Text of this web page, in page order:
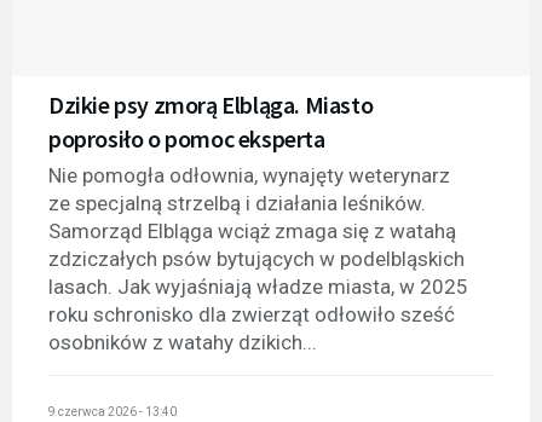
Dzikie psy zmorą Elbląga. Miasto
poprosiło o pomoc eksperta
Nie pomogła odłownia, wynajęty weterynarz
ze specjalną strzelbą i działania leśników.
Samorząd Elbląga wciąż zmaga się z watahą
zdziczałych psów bytujących w podelbląskich
lasach. Jak wyjaśniają władze miasta, w 2025
roku schronisko dla zwierząt odłowiło sześć
osobników z watahy dzikich...
9 czerwca 2026 - 13:40